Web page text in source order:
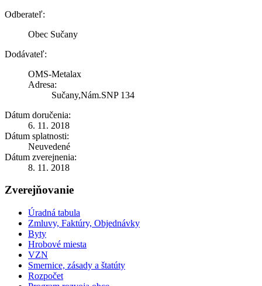
Odberateľ:
Obec Sučany
Dodávateľ:
OMS-Metalax
Adresa:
Sučany,Nám.SNP 134
Dátum doručenia:
6. 11. 2018
Dátum splatnosti:
Neuvedené
Dátum zverejnenia:
8. 11. 2018
Zverejňovanie
Úradná tabula
Zmluvy, Faktúry, Objednávky
Byty
Hrobové miesta
VZN
Smernice, zásady a štatúty
Rozpočet